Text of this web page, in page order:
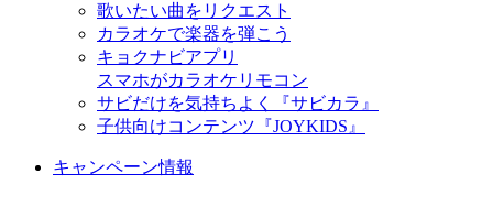
歌いたい曲をリクエスト
カラオケで楽器を弾こう
キョクナビアプリ
スマホがカラオケリモコン
サビだけを気持ちよく『サビカラ』
子供向けコンテンツ『JOYKIDS』
キャンペーン情報